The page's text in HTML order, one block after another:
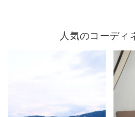
人気のコーディ